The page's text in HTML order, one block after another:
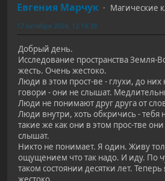
Евгения Марчук
Магические
17 октября 2024, 12:14:39
Добрый день.
Исследование пространства Земля-
жесть. Очень жестоко.
Люди в этом прост-ве - глухи, до них
говори - они не слышат.
Люди не понимают друг друга от
Люди внутри, хоть обкричись - тебя
такие же как они в этом прос-тве
слышат.
Никто не понимает. Я один. Живу
ощущением что так надо. И иду. По
таком состоянии десятки лет.